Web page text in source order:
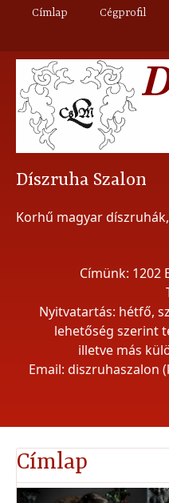
Díszruha Szalon
Korhű magyar
Címünk: 1202
Nyitvatartás: hétfő,
lehetőség szerint
illetve más
Email: diszruhaszalon
Címlap Cégprofil
Címlap